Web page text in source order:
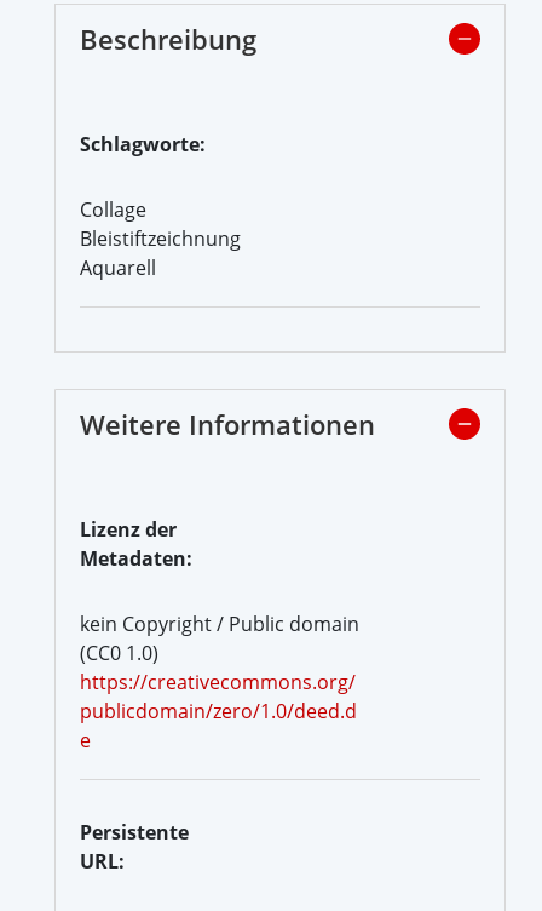
Beschreibung
Schlagworte:
Collage
Bleistiftzeichnung
Aquarell
Weitere Informationen
Lizenz der
Metadaten:
kein Copyright / Public domain
(CC0 1.0)
https://creativecommons.org/
publicdomain/zero/1.0/deed.d
e
Persistente
URL: